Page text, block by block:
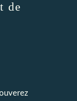
de